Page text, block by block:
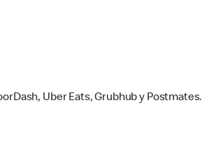
Uber Eats, Grubhub y Postmates.